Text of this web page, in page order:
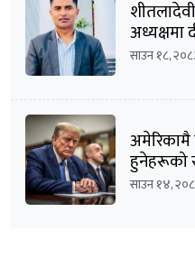
अध्यक्षमा
साउन १८,
अमेरिकामै
हुनेहरूको
साउन १४,